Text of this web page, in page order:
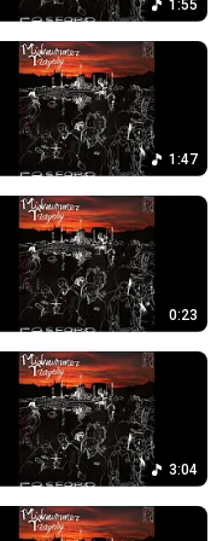
1:55
1:47
0:23
3:04